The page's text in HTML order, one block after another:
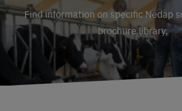
Find information on specific Nedap
brochure library.